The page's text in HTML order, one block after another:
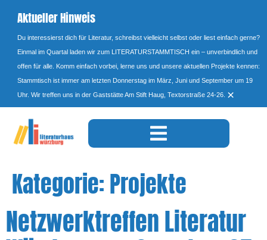
Aktueller Hinweis
Du interessierst dich für Literatur, schreibst vielleicht selbst oder liest einfach gerne?
Einmal im Quartal laden wir zum LITERATURSTAMMTISCH ein – unverbindlich und
offen für alle. Komm einfach vorbei, lerne uns und unsere aktuellen Projekte kennen:
Stammtisch ist immer am letzten Donnerstag im März, Juni und September um 19
Uhr. Wir treffen uns in der Gaststätte Am Stift Haug, Textorstraße 24-26. ×
Kategorie:Projekte
Netzwerktreffen Literatur